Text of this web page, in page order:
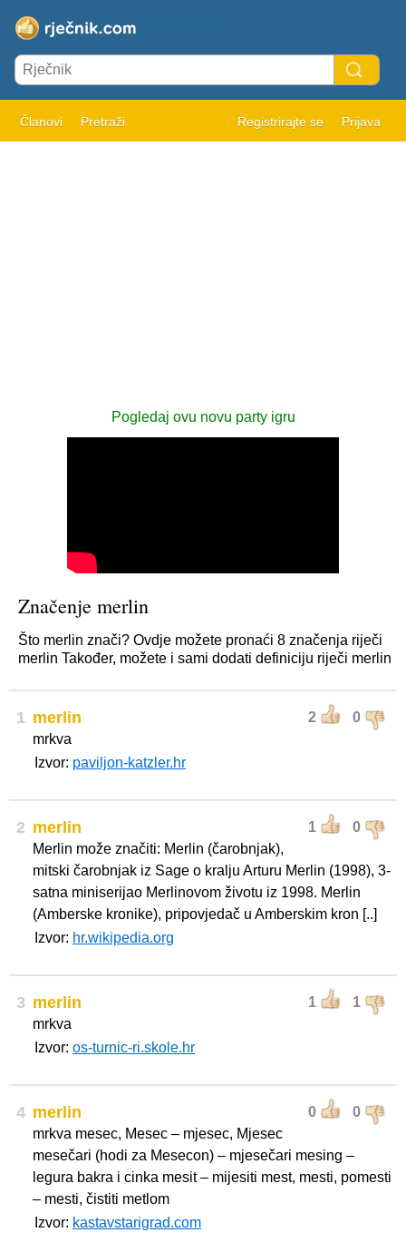
Članovi Pretraži Registrirajte se Prijava
Pogledaj ovu novu party igru
Značenje merlin
Što merlin znači? Ovdje možete pronaći 8 značenja riječi
merlin Također, možete i sami dodati definiciju riječi merlin
1 2 0
merlin
mrkva
Izvor: paviljon-katzler.hr
2 1 0
merlin
Merlin može značiti: Merlin (čarobnjak),
mitski čarobnjak iz Sage o kralju Arturu Merlin (1998), 3-
satna miniserijao Merlinovom životu iz 1998. Merlin
(Amberske kronike), pripovjedač u Amberskim kron [..]
Izvor: hr.wikipedia.org
3 1 1
merlin
mrkva
Izvor: os-turnic-ri.skole.hr
4 0 0
merlin
mrkva mesec, Mesec – mjesec, Mjesec
mesečari (hodi za Mesecon) – mjesečari mesing –
legura bakra i cinka mesit – mijesiti mest, mesti, pomesti
– mesti, čistiti metlom
Izvor: kastavstarigrad.com